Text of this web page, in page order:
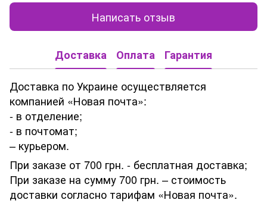
Написать отзыв
Доставка Оплата Гарантия
Доставка по Украине осуществляется
компанией «Новая почта»:
- в отделение;
- в почтомат;
– курьером.
При заказе от 700 грн. - бесплатная доставка;
При заказе на сумму 700 грн. – стоимость
доставки согласно тарифам «Новая почта».